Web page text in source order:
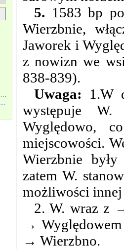
Wyelanthky
5. 1583 bp
Wierzbnie,
Jaworek i
z nowizn we
838-839).
Uwaga: 1.W
występuje
Wyględowo,
miejscowości.
Wierzbnie
zatem W.
możliwości
2. W. wraz z
→
→ Wierzbno.